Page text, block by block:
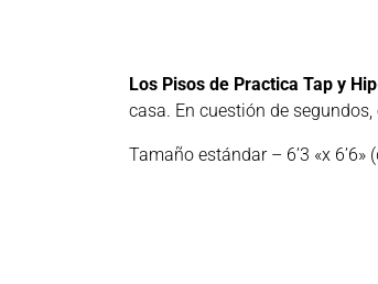
Los Pisos de Practica Tap y
casa. En cuestión de
Tamaño estándar – 6’3 «x